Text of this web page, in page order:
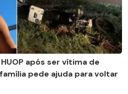
após ser vítima de
pede ajuda para voltar